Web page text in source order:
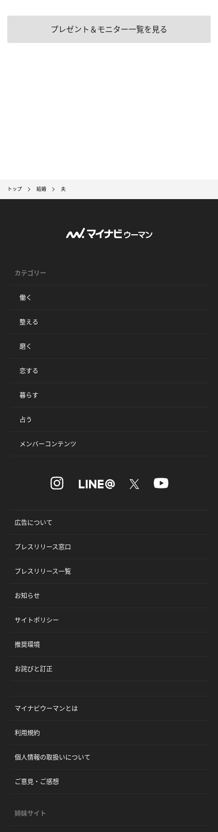
プレゼント＆モニター一覧を見る
トップ 結婚 夫
カテゴリー
働く
整える
磨く
恋する
暮らす
占う
メンバーコンテンツ
広告について
プレスリリース窓口
プレスリリース一覧
お知らせ
サイトポリシー
推奨環境
お詫びと訂正
マイナビウーマンとは
利用規約
個人情報の取扱いについて
ご意見・ご感想
姉妹サイト